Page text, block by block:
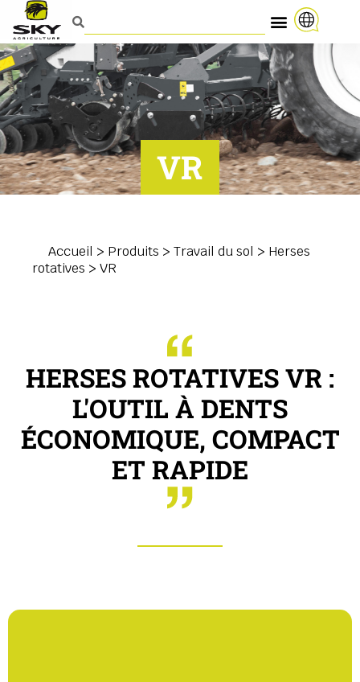
VR
Accueil > Produits > Travail du sol > Herses
rotatives > VR
HERSES ROTATIVES VR :
L'OUTIL À DENTS
ÉCONOMIQUE, COMPACT
ET RAPIDE